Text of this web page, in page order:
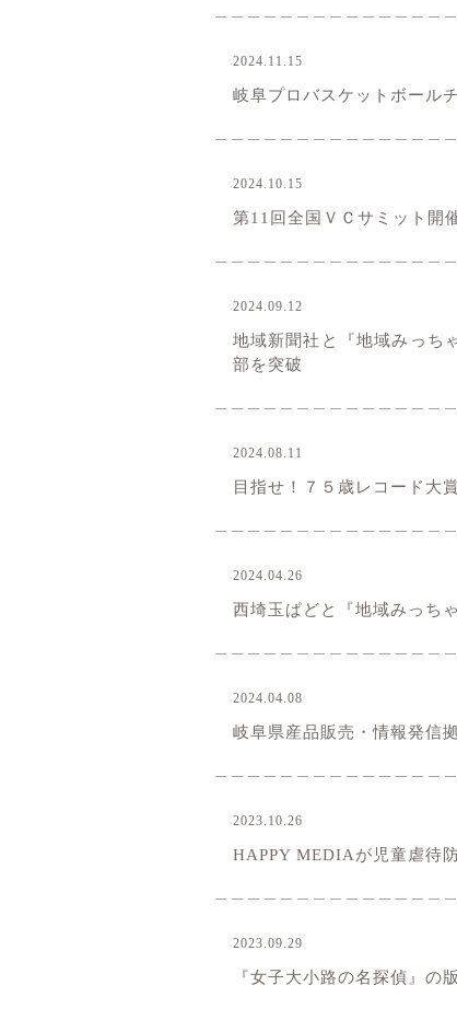
2024.11.15
岐阜プロバスケットボール
2024.10.15
第11回全国ＶＣサミット開
2024.09.12
地域新聞社と『地域みっち
部を突破
2024.08.11
目指せ！７５歳レコード大
2024.04.26
西埼玉ぱどと『地域みっち
2024.04.08
岐阜県産品販売・情報発信
2023.10.26
HAPPY MEDIAが児童虐待
2023.09.29
『女子大小路の名探偵』の